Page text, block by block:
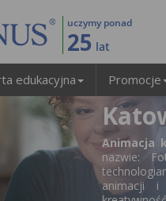
uczymy ponad
25 lat
edukacyjna Promocje
Animacja
nazwie:
animacji i